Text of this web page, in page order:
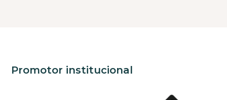
Promotor institucional